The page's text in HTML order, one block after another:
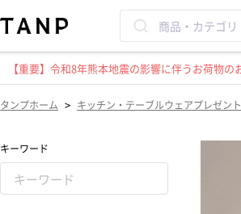
【重要】令和8年熊本地震の影響に伴うお荷物
タンプホーム > キッチン・テーブルウェアプレゼン
キーワード